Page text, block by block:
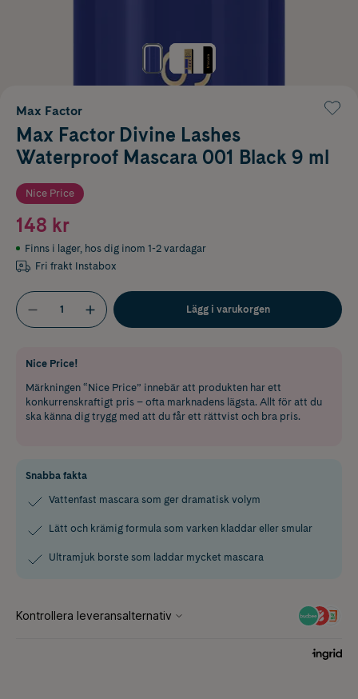
Max Factor
Max Factor Divine Lashes
Waterproof Mascara 001 Black 9 ml
Nice Price
148 kr
Finns i lager, hos dig inom 1-2 vardagar
Fri frakt Instabox
Lägg i varukorgen
Nice Price!
Märkningen “Nice Price” innebär att produkten har ett
konkurrenskraftigt pris – ofta marknadens lägsta. Allt för att du
ska känna dig trygg med att du får ett rättvist och bra pris.
Snabba fakta
Vattenfast mascara som ger dramatisk volym
Lätt och krämig formula som varken kladdar eller smular
Ultramjuk borste som laddar mycket mascara